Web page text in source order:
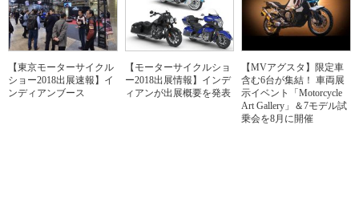
【東京モーターサイクル
ショー2018出展速報】イ
ンディアンブース
【モーターサイクルショ
ー2018出展情報】インデ
ィアンが出展概要を発表
【MVアグスタ】限定車
含む6台が集結！ 車両展
示イベント「Motorcycle
Art Gallery」＆7モデル試
乗会を8月に開催